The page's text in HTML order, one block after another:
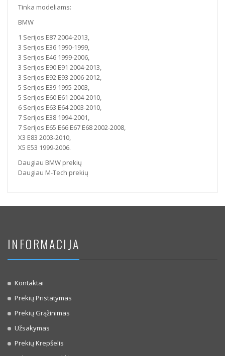
Tinka modeliams:
BMW
1 Serijos E87 2004-2013,
3 Serijos E36 1990-1999,
3 Serijos E46 1999-2006,
3 Serijos E90 E91 2004-2013,
3 Serijos E92 E93 2006-2012,
5 Serijos E39 1995-2003,
5 Serijos E60 E61 2004-2010,
6 Serijos E63 E64 2003-2010,
7 Serijos E38 1994-2001,
7 Serijos E65 E66 E67 E68 2002-2008,
X3 E83 2003-2010,
X5 E53 1999-2006.
Daugiau BMW prekių
Daugiau M-Tech prekių
INFORMACIJA
Kontaktai
Prekių Pristatymas
Prekių Grąžinimas
Užsakymas
Prekių Krepšelis